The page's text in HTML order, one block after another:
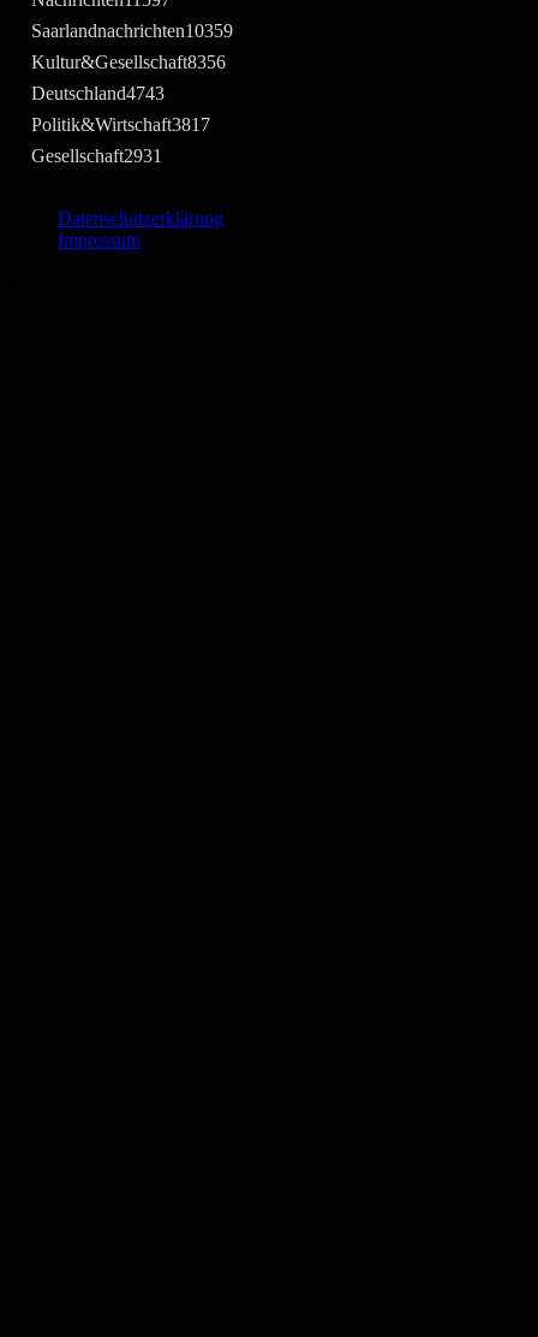
Saarlandnachrichten10359
Kultur&Gesellschaft8356
Deutschland4743
Politik&Wirtschaft3817
Gesellschaft2931
Datenschutzerklärung
Impressum